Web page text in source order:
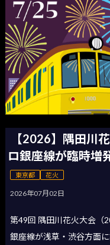
【2026】隅田川
ロ銀座線が臨時増
東京都 花火
2026年07月02日
第49回 隅田川花火大会（
銀座線が浅草・渋谷方面